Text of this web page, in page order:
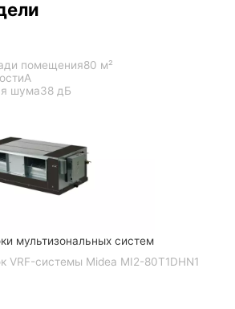
80 м²
A
38 дБ
мультизональных систем
VRF-системы Midea MI2-80T1DHN1